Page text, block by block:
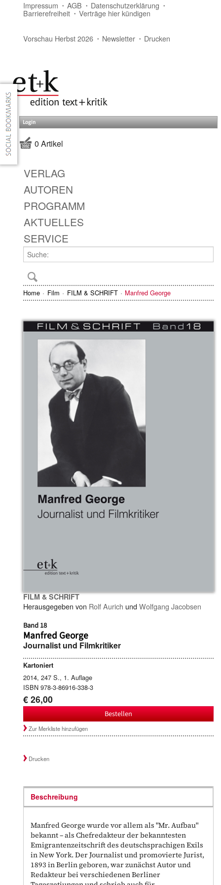
Impressum AGB Datenschutzerklärung
Barrierefreiheit Verträge hier kündigen
Vorschau Herbst 2026 Newsletter Drucken
Login
0 Artikel
VERLAG
AUTOREN
PROGRAMM
AKTUELLES
SERVICE
Home Film FILM & SCHRIFT Manfred George
FILM & SCHRIFT
Herausgegeben von Rolf Aurich undWolfgang Jacobsen
Band 18
Manfred George
Journalist und Filmkritiker
Kartoniert
2014, 247 S., 1. Auflage
ISBN 978-3-86916-338-3
€ 26,00
Bestellen
Zur Merkliste hinzufügen
Drucken
Beschreibung
Manfred George wurde vor allem als "Mr. Aufbau"
bekannt – als Chefredakteur der bekanntesten
Emigrantenzeitschrift des deutschsprachigen Exils
in New York. Der Journalist und promovierte Jurist,
1893 in Berlin geboren, war zunächst Autor und
Redakteur bei verschiedenen Berliner